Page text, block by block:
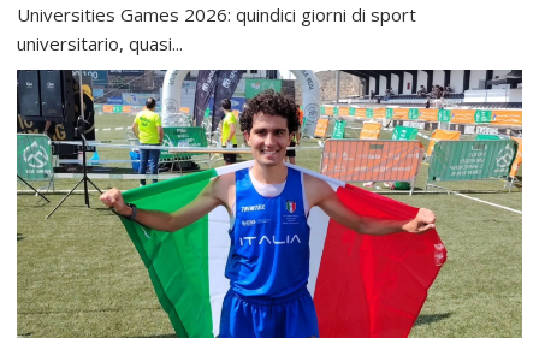
Universities Games 2026: quindici giorni di sport
universitario, quasi...